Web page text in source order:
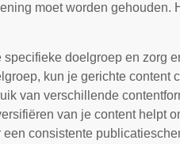
moet worden
doelgroep en zorg
kun je gerichte content
van verschillende
van je content helpt
consistente